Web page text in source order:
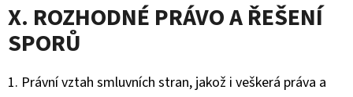
X. ROZHODNÉ PRÁVO A ŘEŠENÍ
SPORŮ
1. Právní vztah smluvních stran, jakož i veškerá práva a